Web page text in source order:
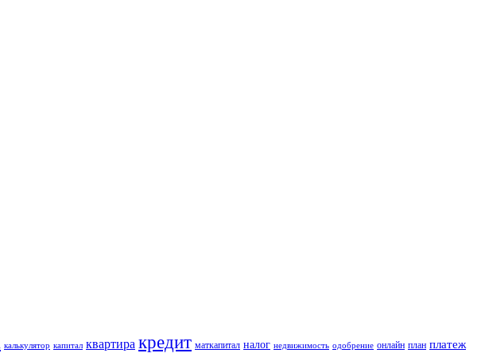
калькулятор капитал квартира кредит маткапитал налог недвижимость одобрение онлайн план платеж